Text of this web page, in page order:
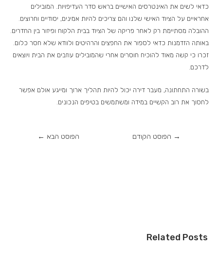
כדאי לשים את האינטרסים האישיים בראש סדר העדיפויות. המובילים
אחראיים על הציוד האישי שלנו והם צריכים להיות אמינים, יסודיים וחרוצים.
ההובלה מסתיימת רק לאחר פריקה של הציוד בבית הלקוח ופיזור בין החדרים.
באותה הזדמנות כדאי לספור את החפצים והרהיטים ולוודא שלא חסר כלום.
זכרו כי קשה מאוד להוכיח חוסרים אחרי שהמובילים עוזבים את הבית ויוצאים
לדרכם.
בשורה התחתונה, מעבר דירה יכול להיות תהליך ארוך ומייגע אולם אפשר
לחסוך את רוב הקשיים במידה ומשתמשים בטיפים הנכונים.
→ הפוסט הקודם הפוסט הבא ←
Related Posts